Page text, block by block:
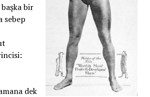
bir
sebep
dek